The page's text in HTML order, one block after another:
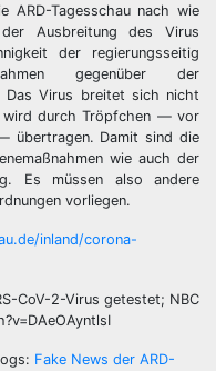
ARD-Tagesschau nach wie
Ausbreitung des Virus
der regierungsseitig
gegenüber der
Das Virus breitet sich nicht
wird durch Tröpfchen — vor
übertragen. Damit sind die
wie auch der
Es müssen also andere
vorliegen.
inland/corona-
CoV-2-Virus getestet; NBC
Fake News der ARD-